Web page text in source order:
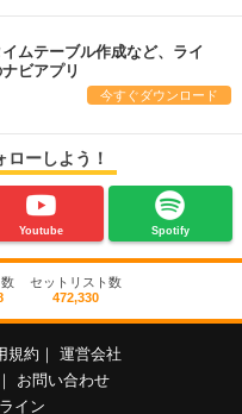
ムテーブル作成など、ライ
ビアプリ
今すぐダウンロード
ーしよう！
Youtube Spotify
セットリスト数
472,330
規約
運営会社
お問い合わせ
イン